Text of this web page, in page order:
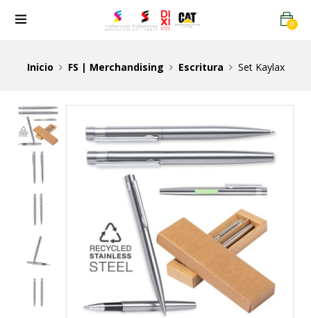
0
Inicio FS | Merchandising Escritura Set Kaylax